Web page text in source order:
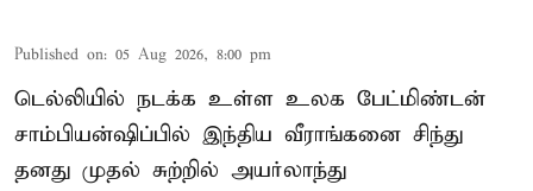
Published on: 05 Aug 2026, 8:00 pm
டெல்லியில் நடக்க உள்ள உலக பேட்மிண்டன்
சாம்பியன்ஷிப்பில் இந்திய வீராங்கனை சிந்து
தனது முதல் சுற்றில் அயர்லாந்து